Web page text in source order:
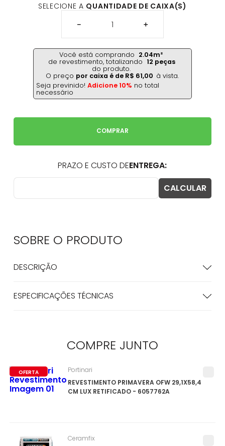
SELECIONE A QUANTIDADE DE CAIXA(S)
＋
－
Você está comprando 2.04m²
de revestimento, totalizando 12 peças
do produto.
O preço por caixa é de R$ 61,00 à vista.
Seja previnido!Adicione 10% no total
necessário
COMPRAR
SOBRE O PRODUTO
DESCRIÇÃO
ESPECIFICAÇÕES TÉCNICAS
COMPRE JUNTO
OFERTA
REVESTIMENTO PRIMAVERA OFW 29,1X58,4
CM LUX RETIFICADO - 6057762A
Portinari
Ceramfix